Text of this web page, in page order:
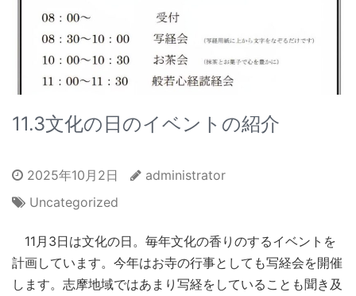
11.3文化の日のイベントの紹介
2025年10月2日
administrator
Uncategorized
11月3日は文化の日。毎年文化の香りのするイベントを
計画しています。今年はお寺の行事としても写経会を開催
します。志摩地域ではあまり写経をしていることも聞き及